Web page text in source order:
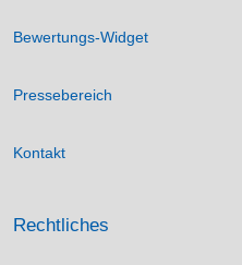
Bewertungs-Widget
Pressebereich
Kontakt
Rechtliches